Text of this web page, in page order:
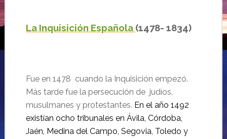
La Inquisición Española (1478- 1834)
Fue en 1478 cuando la Inquisición empezó.
Más tarde fue la persecución de judíos,
musulmanes y protestantes. En el año 1492
existían ocho tribunales en Ávila, Córdoba,
Jaén, Medina del Campo, Segovia, Toledo y